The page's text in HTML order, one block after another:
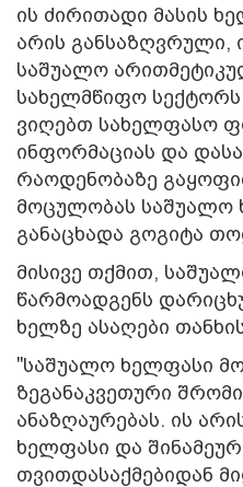
ის ძირითადი მასის
არის განსაზღვრული,
საშუალო
სახელმწიფო სექტორს
ვიღებთ სახელფასო
ინფორმაციას და
რაოდენობაზე
მოცულობას საშუალო
განაცხადა გოგიტა
მისივე თქმით,
წარმოადგენს
ხელზე ასაღები
"საშუალო ხელფასი
ზეგანაკვეთური
ანაზღაურებას. ის
ხელფასი და
თვითდასაქმებიდან